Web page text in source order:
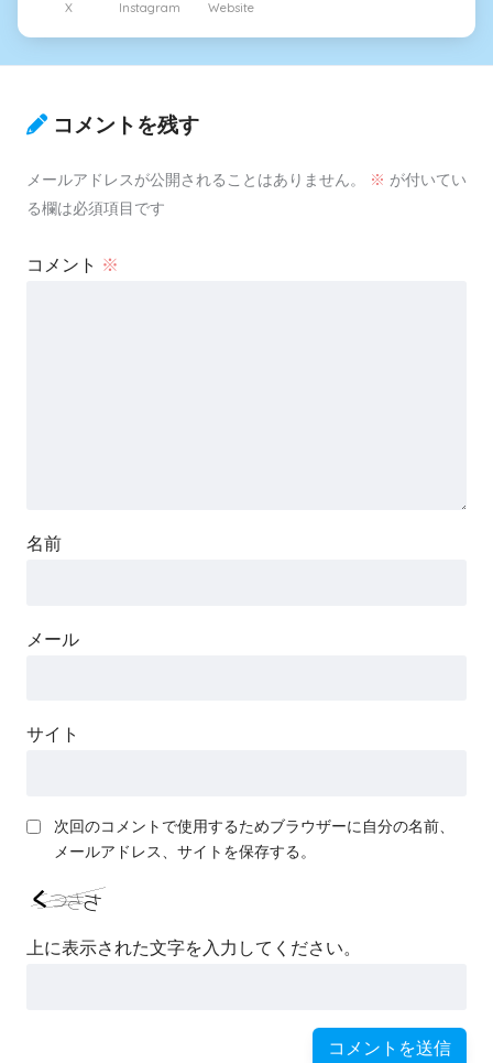
X Instagram Website
コメントを残す
メールアドレスが公開されることはありません。 ※ が付いてい
る欄は必須項目です
コメント ※
名前
メール
サイト
次回のコメントで使用するためブラウザーに自分の名前、
メールアドレス、サイトを保存する。
上に表示された文字を入力してください。